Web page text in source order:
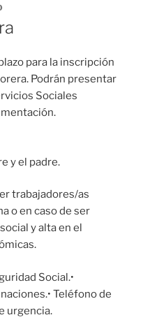
para la inscripción
Podrán presentar
Sociales
y el padre.
trabajadores/as
o en caso de ser
y alta en el
Social.•
Teléfono de
urgencia.